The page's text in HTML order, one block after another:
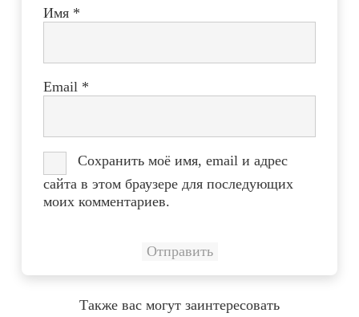
Имя *
Email *
Сохранить моё имя, email и адрес
сайта в этом браузере для последующих
моих комментариев.
Также вас могут заинтересовать